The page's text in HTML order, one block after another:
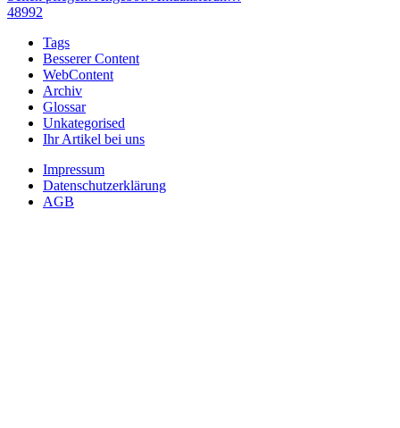
48992
Tags
Besserer Content
WebContent
Archiv
Glossar
Unkategorised
Ihr Artikel bei uns
Impressum
Datenschutzerklärung
AGB